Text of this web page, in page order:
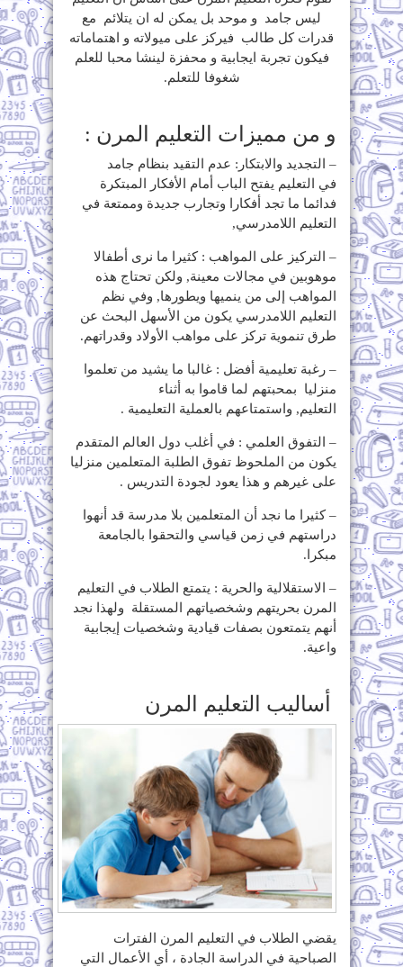
ليس جامد و موحد بل يمكن له ان يتلائم مع
قدرات كل طالب فيركز على ميولاته و اهتماماته
فيكون تجربة ايجابية و محفزة لينشا محبا للعلم
شغوفا للتعلم.
و من مميزات التعليم المرن :
– التجديد والابتكار: عدم التقيد بنظام جامد
في التعليم يفتح الباب أمام الأفكار المبتكرة
فدائما ما تجد أفكارا وتجارب جديدة وممتعة في
التعليم اللامدرسي,
– التركيز على المواهب : كثيرا ما نرى أطفالا
موهوبين في مجالات معينة, ولكن تحتاج هذه
المواهب إلى من ينميها ويطورها, وفي نظم
التعليم اللامدرسي يكون من الأسهل البحث عن
طرق تنموية تركز على مواهب الأولاد وقدراتهم.
– رغبة تعليمية أفضل : غالبا ما يشيد من تعلموا
منزليا بمحبتهم لما قاموا به أثناء
التعليم, واستمتاعهم بالعملية التعليمية .
– التفوق العلمي : في أغلب دول العالم المتقدم
يكون من الملحوظ تفوق الطلبة المتعلمين منزليا
على غيرهم و هذا يعود لجودة التدريس .
– كثيرا ما نجد أن المتعلمين بلا مدرسة قد أنهوا
دراستهم في زمن قياسي والتحقوا بالجامعة
مبكرا.
– الاستقلالية والحرية : يتمتع الطلاب في التعليم
المرن بحريتهم وشخصياتهم المستقلة ولهذا نجد
أنهم يتمتعون بصفات قيادية وشخصيات إيجابية
واعية.
أساليب التعليم المرن
يقضي الطلاب في التعليم المرن الفترات
الصباحية في الدراسة الجادة ، أي الأعمال التي